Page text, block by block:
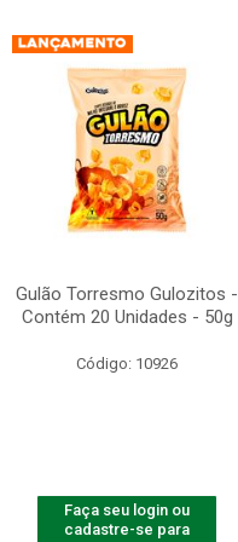
Gulão Torresmo Gulozitos -
Contém 20 Unidades - 50g
Código: 10926
Faça seu login ou
cadastre-se para